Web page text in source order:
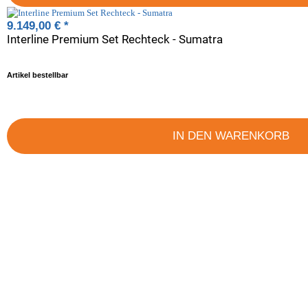
Interline Premium Set Rechteck - Sumatra
9.149,00 € *
Artikel bestellbar
IN DEN WARENKORB